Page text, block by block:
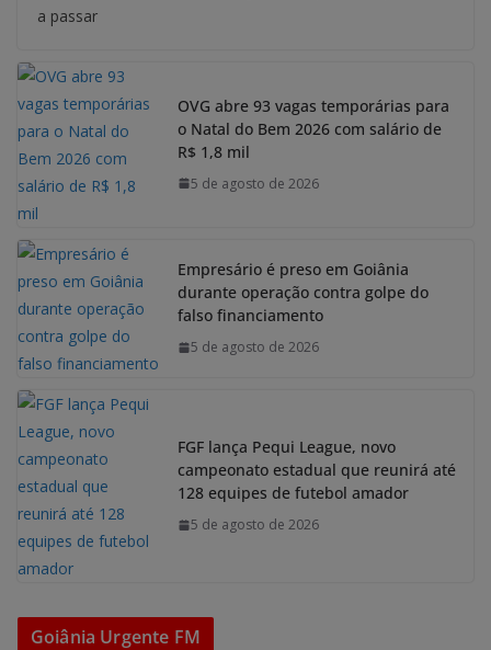
a passar
OVG abre 93 vagas temporárias para
o Natal do Bem 2026 com salário de
R$ 1,8 mil
5 de agosto de 2026
Empresário é preso em Goiânia
durante operação contra golpe do
falso financiamento
5 de agosto de 2026
FGF lança Pequi League, novo
campeonato estadual que reunirá até
128 equipes de futebol amador
5 de agosto de 2026
Goiânia Urgente FM